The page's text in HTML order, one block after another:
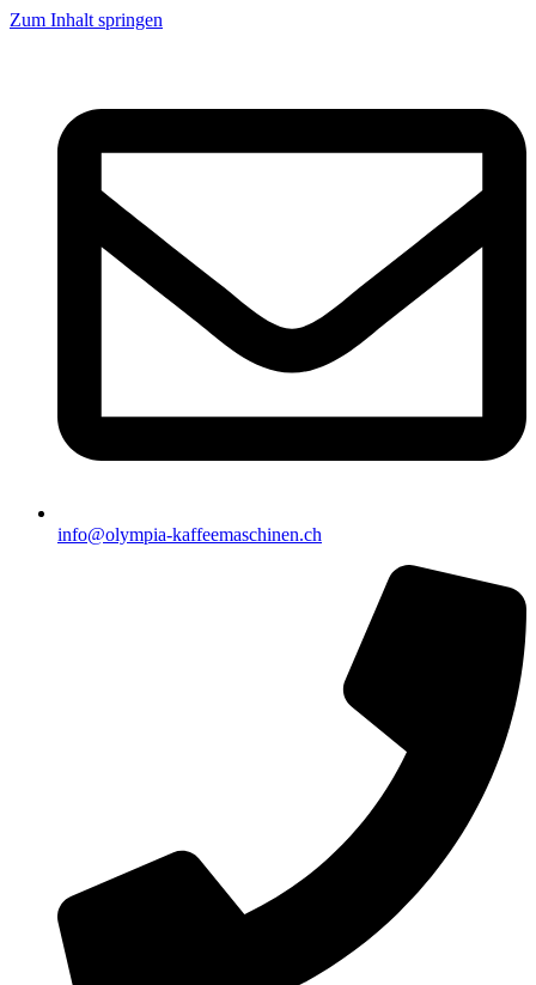
Zum Inhalt springen
info@olympia-kaffeemaschinen.ch